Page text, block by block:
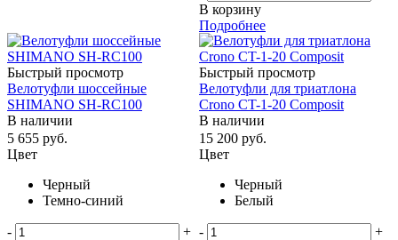
В корзину
Подробнее
Быстрый просмотр
Велотуфли шоссейные
SHIMANO SH-RC100
В наличии
5 655 руб.
Цвет
Черный
Темно-синий
-
+
Быстрый просмотр
Велотуфли для триатлона
Crono CT-1-20 Composit
В наличии
15 200 руб.
Цвет
Черный
Белый
-
+